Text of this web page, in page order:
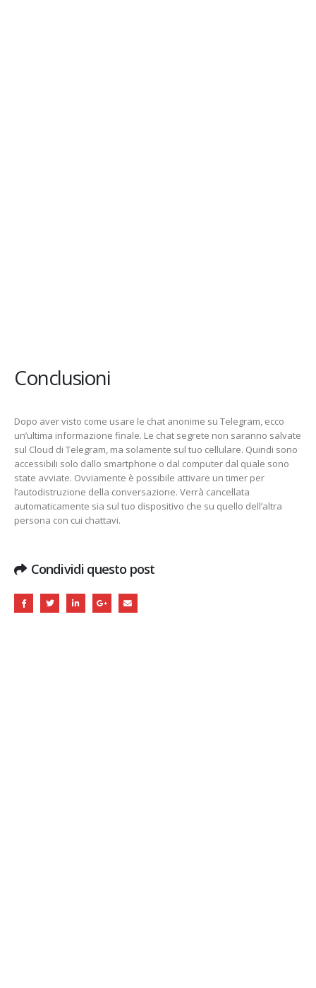
Conclusioni
Dopo aver visto come usare le chat anonime su Telegram, ecco
un’ultima informazione finale. Le chat segrete non saranno salvate
sul Cloud di Telegram, ma solamente sul tuo cellulare. Quindi sono
accessibili solo dallo smartphone o dal computer dal quale sono
state avviate. Ovviamente è possibile attivare un timer per
l’autodistruzione della conversazione. Verrà cancellata
automaticamente sia sul tuo dispositivo che su quello dell’altra
persona con cui chattavi.
Condividi questo post